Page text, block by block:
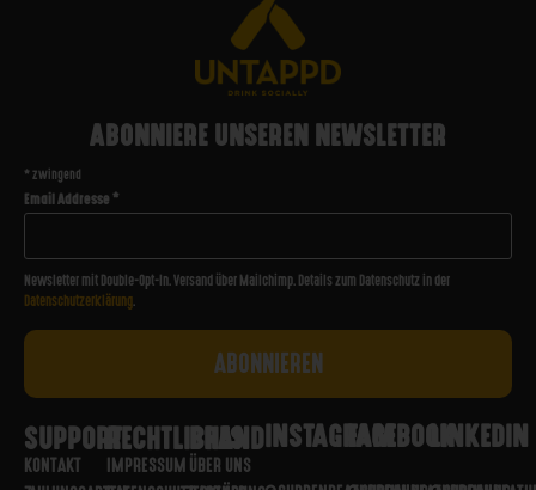
ABONNIERE UNSEREN NEWSLETTER
* zwingend
Email Addresse*
Newsletter mit Double-Opt-In. Versand über Mailchimp. Details zum Datenschutz in der
Datenschutzerklärung.
SUPPORT
KONTAKT
RECHTLICHES
IMPRESSUM
BRAND
ÜBER UNS
INSTAGRAMFACEBOOKLINKEDIN